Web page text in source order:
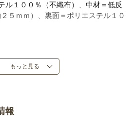
ル１００％（不織布）、中材＝低反
５ｍｍ）、裏面＝ポリエステル１０
に使用可
き
薬剤と商品で使用している素材が反
もっと見る
報